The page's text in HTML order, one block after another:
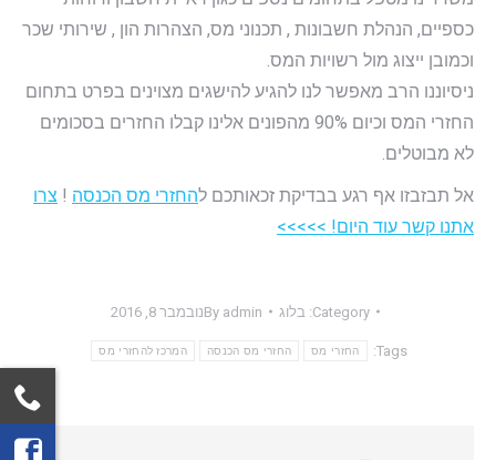
כספיים, הנהלת חשבונות , תכנוני מס, הצהרות הון , שירותי שכר
וכמובן ייצוג מול רשויות המס.
ניסיוננו הרב מאפשר לנו להגיע להישגים מצוינים בפרט בתחום
החזרי המס וכיום 90% מהפונים אלינו קבלו החזרים בסכומים
לא מבוטלים.
אל תבזבזו אף רגע בבדיקת זכאותכם להחזרי מס הכנסה ! צרו
אתנו קשר עוד היום! >>>>>
Category: בלוג By admin נובמבר 8, 2016
Tags: החזרי מס החזרי מס הכנסה המרכז להחזרי מס